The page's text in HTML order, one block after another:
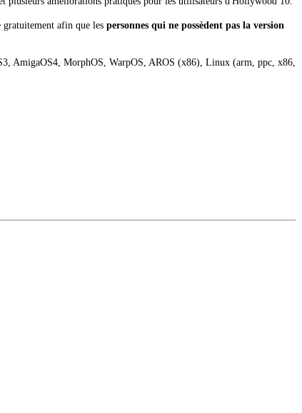
afin que les personnes qui ne possèdent pas la version
AmigaOS4, MorphOS, WarpOS, AROS (x86), Linux (arm, ppc, x86,